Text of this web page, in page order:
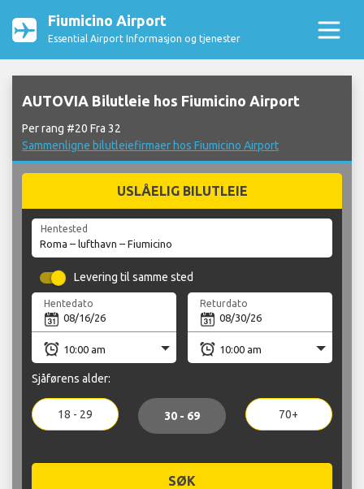
Fiumicino Airport
Essential Airport Informasjon og tjenester
AUTOVIA Bilutleie hos Fiumicino Airport
Per rang #20 Fra 32
Sammenligne bilutleiefirmaer hos Fiumicino Airport
USLÅELIG BILUTLEIE
Hentested
Levering til samme sted
Hentedato Returdato
Sjåførens alder:
18 - 29 30 - 69 70+
SØK